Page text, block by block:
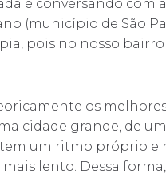
e conversando com
(município de São
pois no nosso bairro
os
cidade grande, de
tem um ritmo próprio e
lento. Dessa